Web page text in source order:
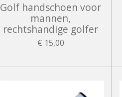
Golf handschoen voor
mannen,
rechtshandige golfer
€ 15,00